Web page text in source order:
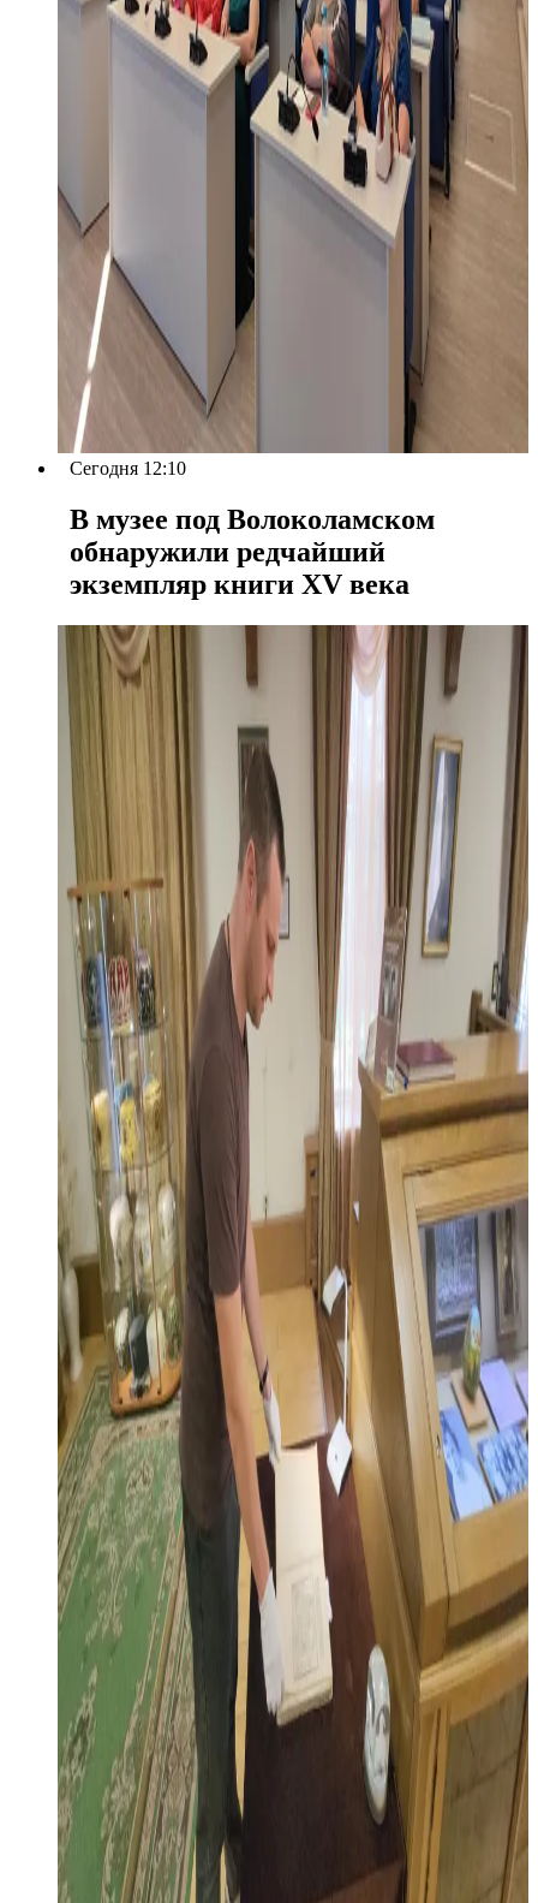
Сегодня 12:10
В музее под Волоколамском
обнаружили редчайший
экземпляр книги XV века